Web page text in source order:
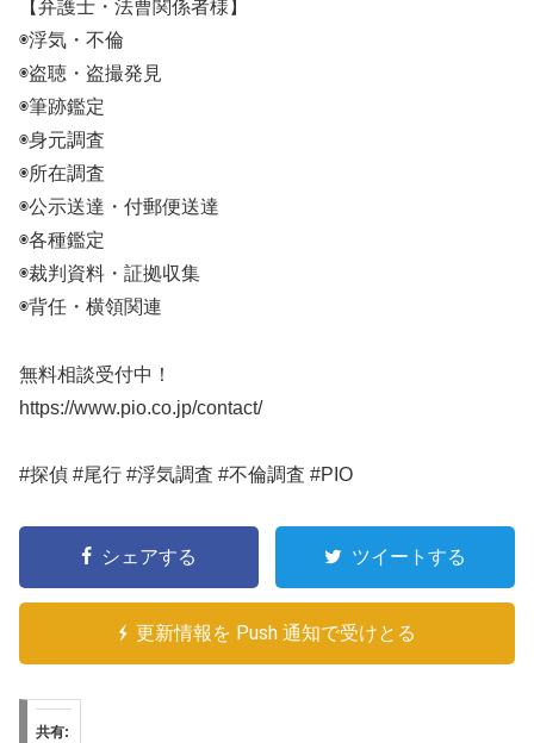
【弁護士・法曹関係者様】
◉浮気・不倫
◉盗聴・盗撮発見
◉筆跡鑑定
◉身元調査
◉所在調査
◉公示送達・付郵便送達
◉各種鑑定
◉裁判資料・証拠収集
◉背任・横領関連
無料相談受付中！
https://www.pio.co.jp/contact/
#探偵 #尾行 #浮気調査 #不倫調査 #PIO
シェアする ツイートする
更新情報を Push 通知で受けとる
共有: